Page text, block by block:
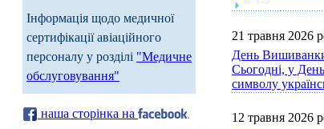
Інформація щодо медичної
сертифікації авіаційного
персоналу у розділі "Медичне
обслуговування"
наша сторінка на
21 травня 2026
День
Сьогодні, у
символу
12 травня 2026